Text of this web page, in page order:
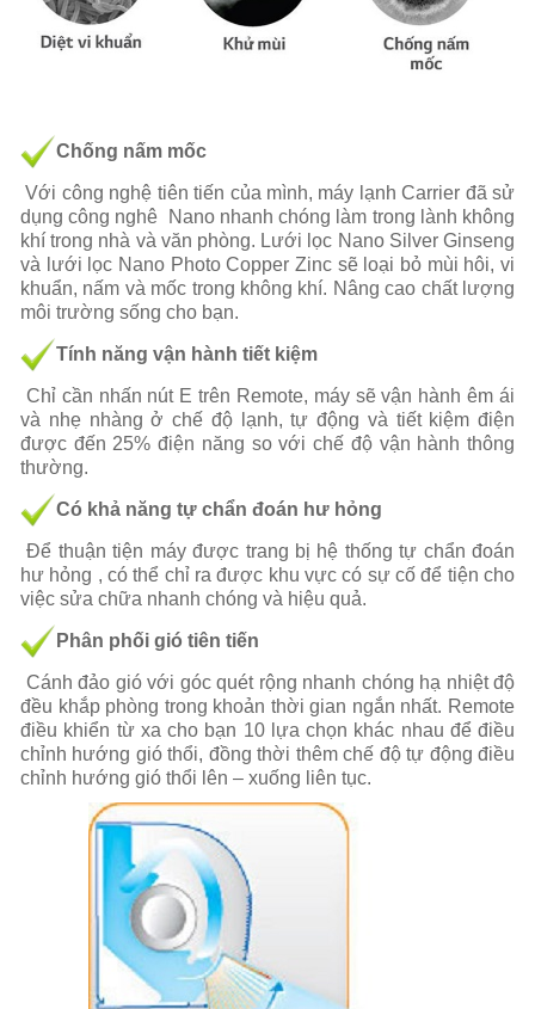
Chống nấm mốc
Với công nghệ tiên tiến của mình, máy lạnh Carrier đã sử
dụng công nghê Nano nhanh chóng làm trong lành không
khí trong nhà và văn phòng. Lưới lọc Nano Silver Ginseng
và lưới lọc Nano Photo Copper Zinc sẽ loại bỏ mùi hôi, vi
khuẩn, nấm và mốc trong không khí. Nâng cao chất lượng
môi trường sống cho bạn.
Tính năng vận hành tiết kiệm
Chỉ cần nhấn nút E trên Remote, máy sẽ vận hành êm ái
và nhẹ nhàng ở chế độ lạnh, tự động và tiết kiệm điện
được đến 25% điện năng so với chế độ vận hành thông
thường.
Có khả năng tự chẩn đoán hư hỏng
Để thuận tiện máy được trang bị hệ thống tự chẩn đoán
hư hỏng , có thể chỉ ra được khu vực có sự cố để tiện cho
việc sửa chữa nhanh chóng và hiệu quả.
Phân phối gió tiên tiến
Cánh đảo gió với góc quét rộng nhanh chóng hạ nhiệt độ
đều khắp phòng trong khoản thời gian ngắn nhất. Remote
điều khiển từ xa cho bạn 10 lựa chọn khác nhau để điều
chỉnh hướng gió thổi, đồng thời thêm chế độ tự động điều
chỉnh hướng gió thổi lên – xuống liên tục.